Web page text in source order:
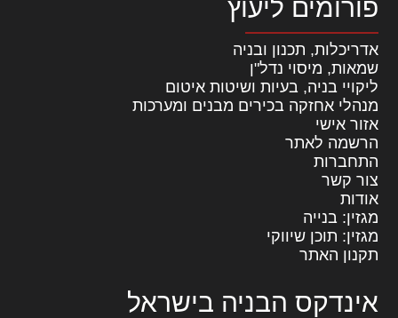
פורומים ליעוץ
אדריכלות, תכנון ובניה
שמאות, מיסוי נדל"ן
ליקויי בניה, בעיות ושיטות איטום
מנהלי אחזקה בכירים מבנים ומערכות
אזור אישי
הרשמה לאתר
התחברות
צור קשר
אודות
מגזין: בנייה
מגזין: תוכן שיווקי
תקנון האתר
אינדקס הבניה בישראל